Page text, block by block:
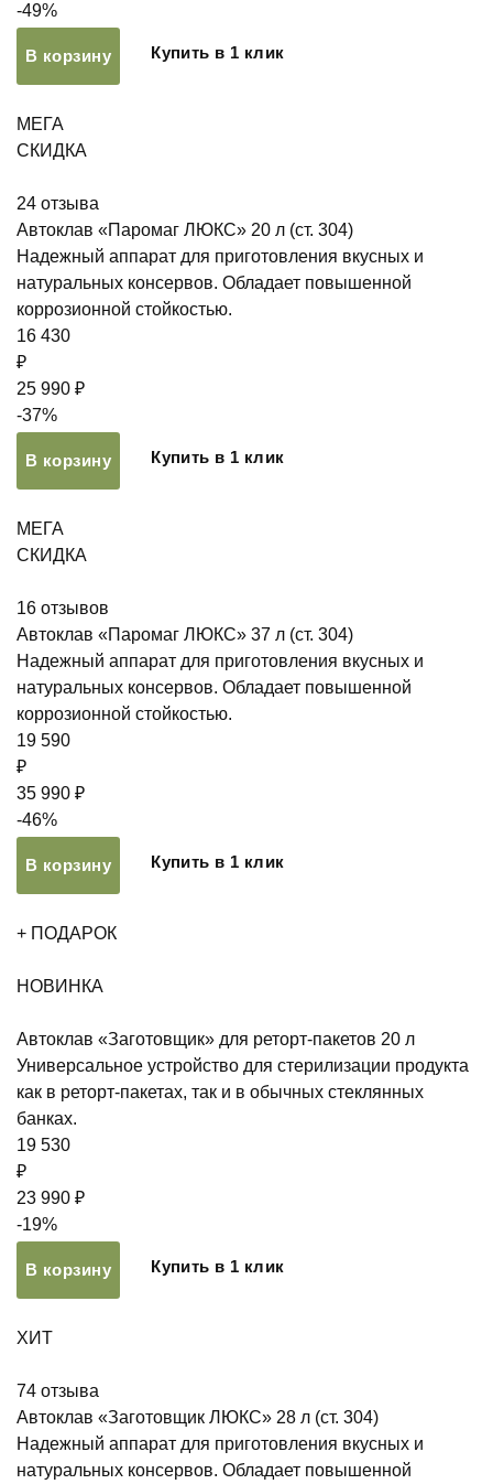
-49%
В корзину Купить в 1 клик
МЕГА
СКИДКА
24 отзыва
Автоклав «Паромаг ЛЮКС» 20 л (ст. 304)
Надежный аппарат для приготовления вкусных и
натуральных консервов. Обладает повышенной
коррозионной стойкостью.
16 430
₽
25 990 ₽
-37%
В корзину Купить в 1 клик
МЕГА
СКИДКА
16 отзывов
Автоклав «Паромаг ЛЮКС» 37 л (ст. 304)
Надежный аппарат для приготовления вкусных и
натуральных консервов. Обладает повышенной
коррозионной стойкостью.
19 590
₽
35 990 ₽
-46%
В корзину Купить в 1 клик
+ ПОДАРОК
НОВИНКА
Автоклав «Заготовщик» для реторт-пакетов 20 л
Универсальное устройство для стерилизации продукта
как в реторт-пакетах, так и в обычных стеклянных
банках.
19 530
₽
23 990 ₽
-19%
В корзину Купить в 1 клик
ХИТ
74 отзыва
Автоклав «Заготовщик ЛЮКС» 28 л (ст. 304)
Надежный аппарат для приготовления вкусных и
натуральных консервов. Обладает повышенной